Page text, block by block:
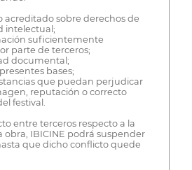
acreditado sobre derechos de
intelectual;
suficientemente
parte de terceros;
documental;
bases;
que puedan perjudicar
reputación o correcto
festival.
entre terceros respecto a la
IBICINE podrá suspender
que dicho conflicto quede